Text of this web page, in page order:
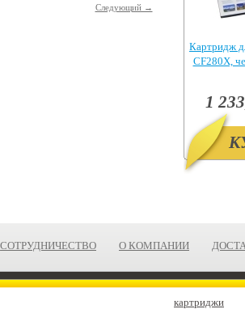
Следующий →
Картридж
CF280X,
1
СОТРУДНИЧЕСТВО О КОМПАНИИ
картриджи